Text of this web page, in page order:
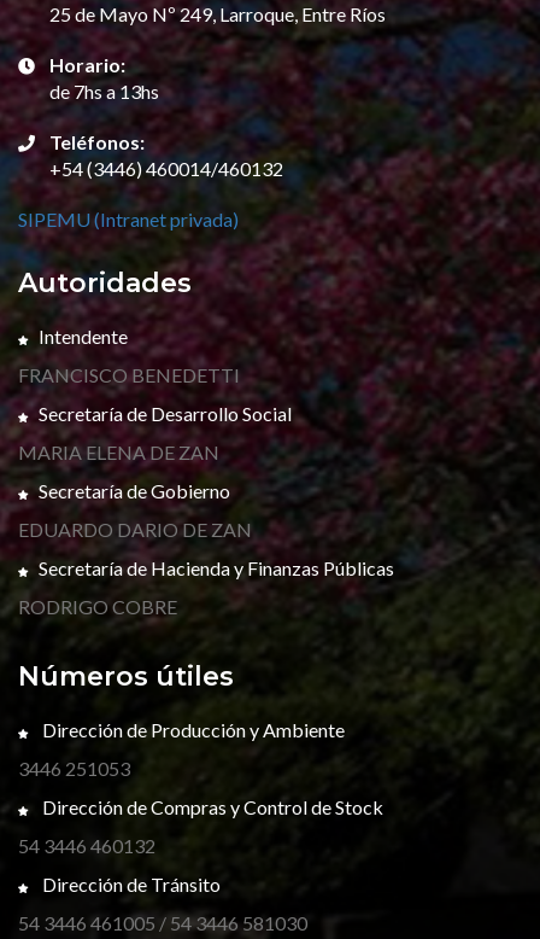
25 de Mayo Nº 249, Larroque, Entre Ríos
Horario:
de 7hs a 13hs
Teléfonos:
+54 (3446) 460014/460132
SIPEMU (Intranet privada)
Autoridades
Intendente
FRANCISCO BENEDETTI
Secretaría de Desarrollo Social
MARIA ELENA DE ZAN
Secretaría de Gobierno
EDUARDO DARIO DE ZAN
Secretaría de Hacienda y Finanzas Públicas
RODRIGO COBRE
Números útiles
Dirección de Producción y Ambiente
3446 251053
Dirección de Compras y Control de Stock
54 3446 460132
Dirección de Tránsito
54 3446 461005 / 54 3446 581030